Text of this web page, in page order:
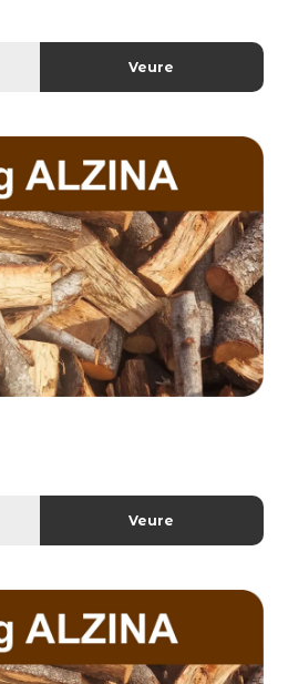
Veure
Veure